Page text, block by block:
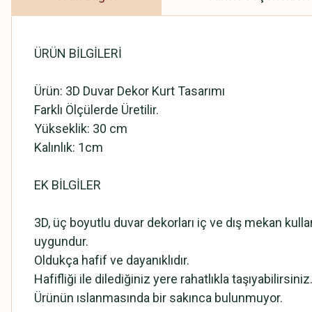
ÜRÜN BİLGİLERİ
Ürün: 3D Duvar Dekor Kurt Tasarımı
Farklı Ölçülerde Üretilir.
Yükseklik: 30 cm
Kalınlık: 1cm
EK BİLGİLER
3D, üç boyutlu duvar dekorları iç ve dış mekan
uygundur.
Oldukça hafif ve dayanıklıdır.
Hafifliği ile dilediğiniz yere rahatlıkla taşıyabilirsiniz.
Ürünün ıslanmasında bir sakınca bulunmuyor.